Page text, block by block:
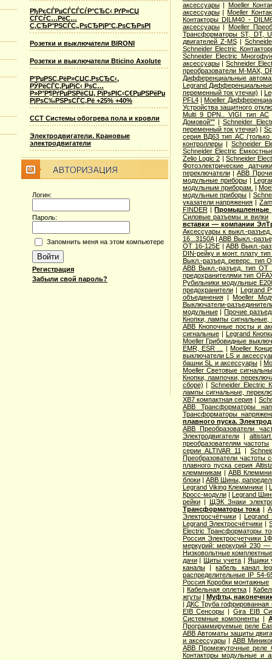
РђРєСЃРµСЃСЃСѓР°СЂС‹ РґР»СЏ
СЃСѓС…РёС…
С‚СЂР°РЅСЃС„РѕСЂРјР°С‚РѕСЂРѕРІ
Розетки и выключатели BIRONI
Розетки и выключатели Bticino Axolute
Р’РµРЅС‚РёР»СЏС‚РѕСЂС‹,
РЎРёСЃС‚РµРјС‹ РѕС…
Р»Р°Р¶РґРµРЅРёСЏ, РїРѕРІС‹С€РµРЅРёРµ
РјРѕС‰РЅРѕСЃС‚Рё +25% +40%
ССТ Системы обогрева пола и кровли
Электродвигатели. Крановые
электродвигатели
Логин:
Пароль:
Запомнить меня на этом компьютере
Регистрация
Забыли свой пароль?
аксессуары| Moeller
аксессуары|Moeller
Контакторы DILM40 -
аксессуары|Moeller
Трансформаторы ST, DT,
двигателей Z-MS|
Schneider Electric
Schneider Electric
аксессуары|Schneider
преобразователи M-MAX,
Дифференциальные
Legrand
переменный ток утечки) |
PFL4|Moeller
Устройства защитного
Multi 9 DPN.. VIGI тип AС
Домовой""|Schneider
переменный ток утечки) |
серия ВД63 тип АС (только
контроллеры| Schneider
Schneider Electric
Zelio Logic 2 | Schneider
Фотоэлектрические датчики
переключатели|ABB
модульные приборы|
модульным приборам.
|
модульные приборы |
указатели напряжения |
FINDER|Промышленные
Cиловые разъемы и вилки
вставки — компании
Аксессуары к выкл.-
16...3150A|ABB Выкл.-
OT 16-125E| ABB Выкл.-
DIN-рейку и монт. плату
Выкл.-разъед. реверс. тип
ABB Выкл.-разъед. тип OT
предохранителями тип
Рубильники модульные
предохранители| Legrand
объединения|Moeller
Выключатели-
модульные|Прочие
Кнопки, лампы сигнальные,
ABB Кнопочные посты и
сигнальные| Legrand
Moeller Грибовидные
EMR, ESR ...
|Moeller
выключатели LS и
башни SL и аксессуары |
Moeller Световые
Кнопки, лампочки,
сборе) |Schneider Electric
лампы сигнальные,
XB7 компактная серия |
ABB Трансформаторы
Трансформаторы
плавного пуска.
ABB Преобразователи
Электродвигатели|
преобразователям частоты
серии ALTIVAR 11
|
Преобразователи частоты
плавного пуска серия
клеммникам | ABB
блоки| ABB Шины,
Legrand Viking Клеммники |
Кросс-модули| Legrand
рейки| ЩЭК Знаки
Трансформаторы тока |
Электросчётчики| Legrand
Legrand Электросчётчики |
Electric Трансформаторы
Россия Электросчетчики
меркурий: меркурий 230 —
Низковольтные
дачи|Щиты учета |Ящики
каналы|кабель канал
распределительные IP 54-
Россия Коробки монтажные
| Кабельная оплетка|
жгуты| Муфты,
| ДКС Труба гофрированная
EIB Сенсоры |Gira EIB
Системные компоненты |
Программируемые реле
ABB Автоматы защиты
и аксессуары|ABB
ABB Промежуточные реле
Контакторы модульные и